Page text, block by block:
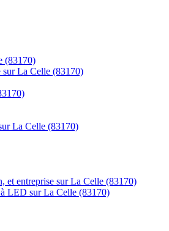
(83170)
sur La Celle (83170)
La Celle (83170)
et entreprise sur La Celle (83170)
LED sur La Celle (83170)